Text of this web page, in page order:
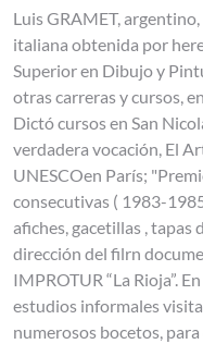
Luis GRAMET,
italiana obtenida por
Superior en Dibujo y
otras carreras y cursos,
Dictó cursos en San
verdadera vocación, El
UNESCOen París;
consecutivas ( 1983-
afiches, gacetillas , tapas
dirección del filrn
IMPROTUR “La Rioja”.
estudios informales
numerosos bocetos,